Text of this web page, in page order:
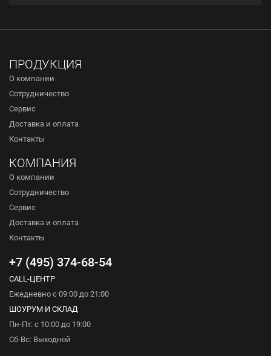
ПРОДУКЦИЯ
О компании
Сотрудничество
Сервис
Доставка и оплата
Контакты
КОМПАНИЯ
О компании
Сотрудничество
Сервис
Доставка и оплата
Контакты
+7 (495) 374-68-54
CALL-ЦЕНТР
Ежедневно с 09:00 до 21:00
ШОУРУМ И СКЛАД
Пн-Пт: с 10:00 до 19:00
Сб-Вс: Выходной